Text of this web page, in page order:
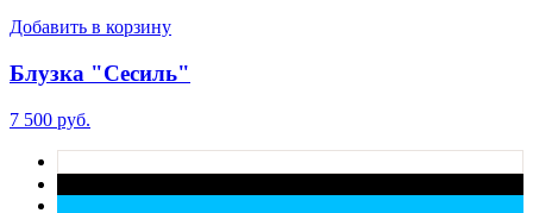
Добавить в корзину
Блузка "Сесиль"
7 500 руб.